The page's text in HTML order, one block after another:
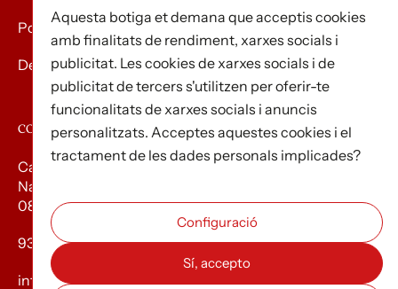
Política de Cookies
Devolució de mercaderies
CONTACTE
Carrer d’Edison, 3
Nau A. Polígon industrial Les Torrenteres
08754 El Papiol
93 673 12 12
info@efados.cat
Aquesta botiga et demana que acceptis cookies
amb finalitats de rendiment, xarxes socials i
publicitat. Les cookies de xarxes socials i de
publicitat de tercers s'utilitzen per oferir-te
funcionalitats de xarxes socials i anuncis
personalitzats. Acceptes aquestes cookies i el
tractament de les dades personals implicades?